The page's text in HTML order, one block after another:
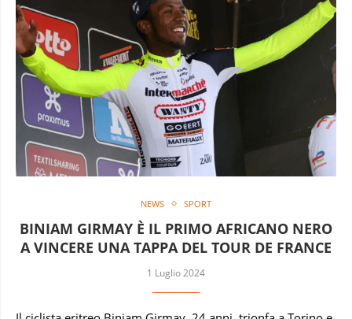
NEWS SPORT
BINIAM GIRMAY È IL PRIMO AFRICANO NERO
A VINCERE UNA TAPPA DEL TOUR DE FRANCE
1 Luglio 2024